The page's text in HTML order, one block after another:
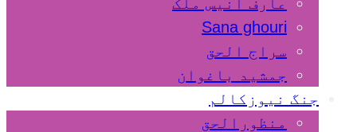
Sana ghouri
سراج الحق
جمشید باغوان
جنگ نیوزکالم
منظورالحق